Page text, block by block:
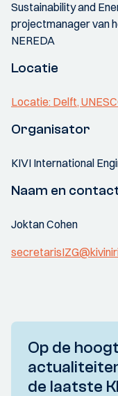
Sustainability and
projectmanager van
NEREDA
Locatie
Locatie: Delft,
Organisator
KIVI International
Naam en
Joktan Cohen
Op de
de laatste